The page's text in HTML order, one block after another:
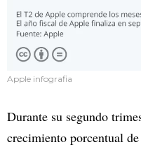
Apple infografia
Durante su segundo
crecimiento porcentual